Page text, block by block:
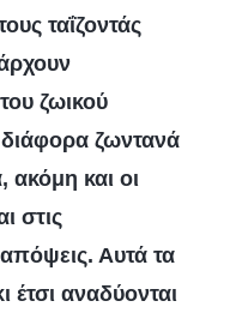
ταΐζοντάς
ζωικού
διάφορα ζωντανά
ακόμη και οι
στις
Αυτά τα
αναδύονται